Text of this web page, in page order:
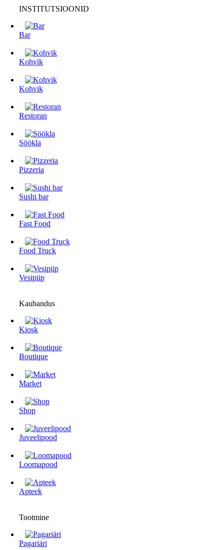
INSTITUTSIOONID
Bar
Kohvik
Kohvik
Restoran
Söökla
Pizzeria
Sushi bar
Fast Food
Food Truck
Vesipiip
Kaubandus
Kiosk
Boutique
Market
Shop
Juveelipood
Loomapood
Apteek
Tootmine
Pagariäri